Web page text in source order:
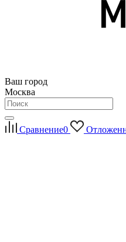
Ваш город
Москва
Сравнение0